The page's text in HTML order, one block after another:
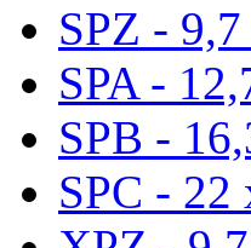
SPZ -
SPA -
SPB -
SPC - 22